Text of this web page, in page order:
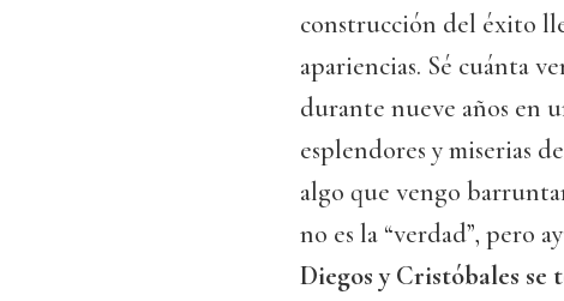
construcción del éxito
apariencias. Sé cuánta
durante nueve años en
esplendores y miserias
algo que vengo
no es la “verdad”, pero
Diegos y Cristóbales se